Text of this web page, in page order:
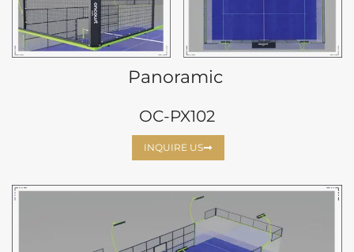
Panoramic
OC-PX102
INQUIRE US